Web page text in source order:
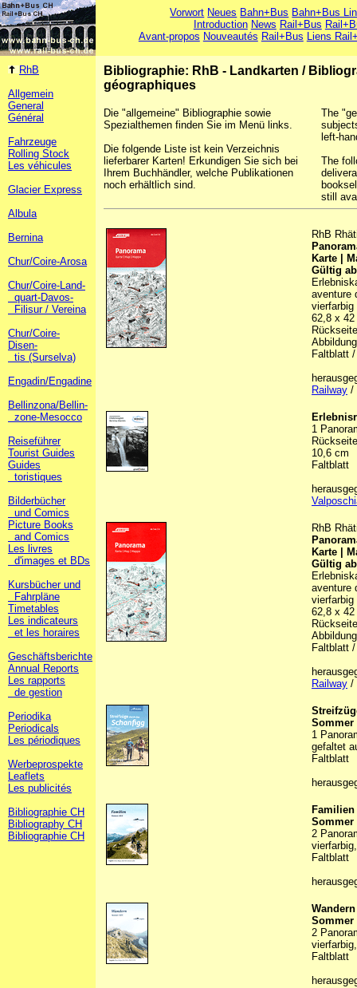
Vorwort Neues Bahn+Bus Bahn+Bus
Introduction News Rail+Bus
Avant-propos Nouveautés Rail+Bus Liens
RhB
Allgemein
General
Général
Fahrzeuge
Rolling Stock
Les véhicules
Glacier Express
Albula
Bernina
Chur/Coire-Arosa
Chur/Coire-Land-
quart-Davos-
Filisur / Vereina
Chur/Coire-
Disen-
tis (Surselva)
Engadin/Engadine
Bellinzona/Bellin-
zone-Mesocco
Reiseführer
Tourist Guides
Guides
toristiques
Bilderbücher
und Comics
Picture Books
and Comics
Les livres
d'images et BDs
Kursbücher und
Fahrpläne
Timetables
Les indicateurs
et les horaires
Geschäftsberichte
Annual Reports
Les rapports
de gestion
Periodika
Periodicals
Les périodiques
Werbeprospekte
Leaflets
Les publicités
Bibliographie CH
Bibliography CH
Bibliographie CH
Bibliographie: RhB - Landkarten /
géographiques
Die "allgemeine" Bibliographie sowie
Spezialthemen finden Sie im Menü links.
Die folgende Liste ist kein Verzeichnis
lieferbarer Karten! Erkundigen Sie sich bei
Ihrem Buchhändler, welche Publikationen
noch erhältlich sind.
The
left-
The
still
RhB
Karte |
Gültig
aventure
62,8 x
Faltblatt
Railway /
1
10,6 cm
Faltblatt
RhB
Karte |
Gültig
aventure
62,8 x
Faltblatt
Railway /
Sommer
1
gefaltet
Faltblatt
Familien
Sommer
2
Faltblatt
Wandern
Sommer
2
Faltblatt